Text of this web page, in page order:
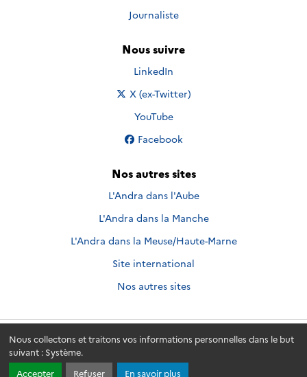
Nous collectons et traitons vos informations personnelles dans le but
suivant : Système.
Accepter
Refuser En savoir plus
Journaliste
Nous suivre
Nous suivre sur
LinkedIn
Nous suivre sur
X (ex-Twitter)
Nous suivre sur
YouTube
Nous suivre sur
Facebook
Nos autres sites
L'Andra dans l'Aube
L'Andra dans la Manche
L'Andra dans la Meuse/Haute-Marne
Site international
Nos autres sites
Andra.fr © 2026 - Andra. Tous droits réservés.